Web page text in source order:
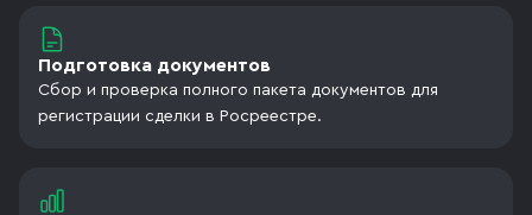
Подготовка документов
Сбор и проверка полного пакета документов для
регистрации сделки в Росреестре.